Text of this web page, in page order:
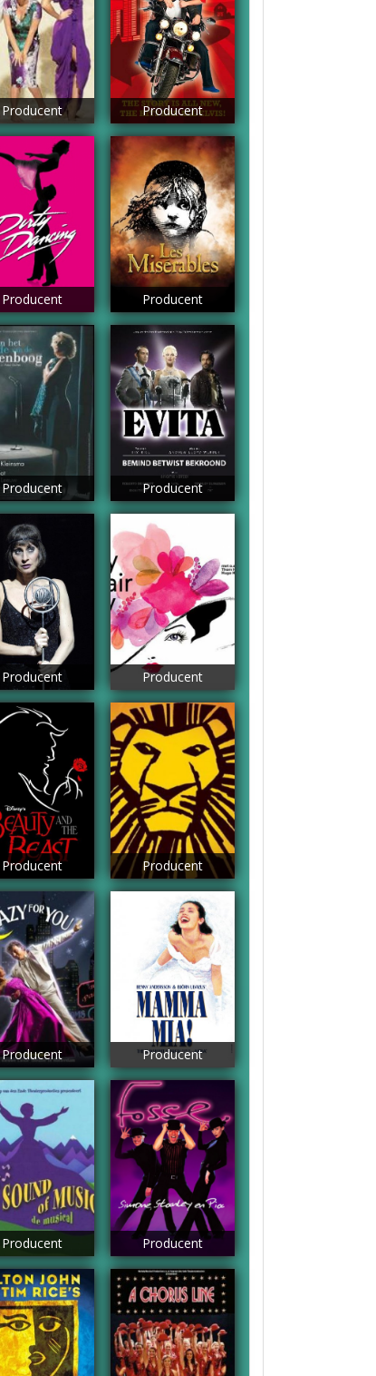
Producent Producent
Producent Producent
Producent Producent
Producent Producent
Producent Producent
Producent Producent
Producent Producent